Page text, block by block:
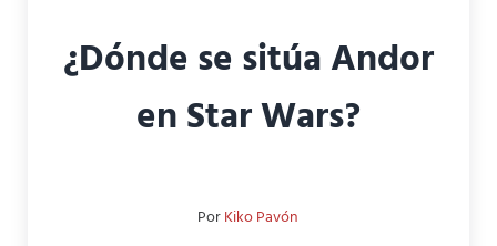
¿Dónde se sitúa Andor
en Star Wars?
PorKiko Pavón